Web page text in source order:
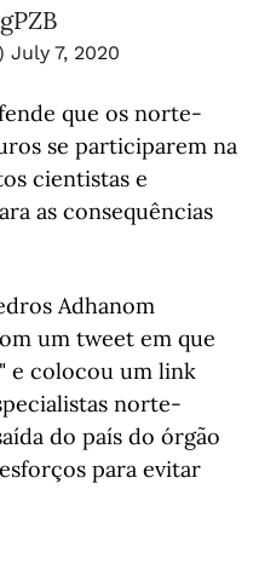
July 7, 2020
que os norte-
se participarem na
cientistas e
as consequências
Adhanom
um tweet em que
e colocou um link
norte-
do país do órgão
para evitar